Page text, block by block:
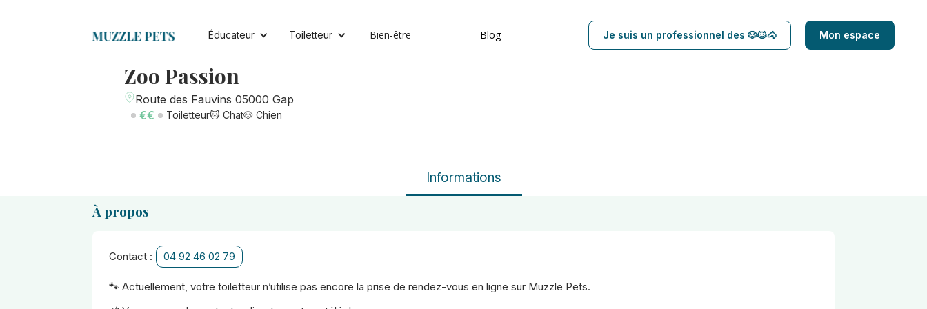
Éducateur Toiletteur Bien-être Blog Je suis un professionnel des 🐶🐱🐴 Mon espace
Zoo Passion
Route des Fauvins 05000 Gap
€€
Toiletteur🐱 Chat🐶 Chien
Informations
À propos
Contact : 04 92 46 02 79
🐾 Actuellement, votre toiletteur n’utilise pas encore la prise de rendez-vous en ligne sur Muzzle Pets.